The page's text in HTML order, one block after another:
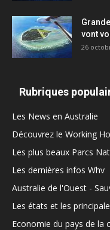
vont
26
Rubriques
Les News en Australie
Découvrez le Working
Les plus beaux Parcs
Les dernières infos Whv
Australie de l'Ouest -
Les états et les
Economie du pays de la